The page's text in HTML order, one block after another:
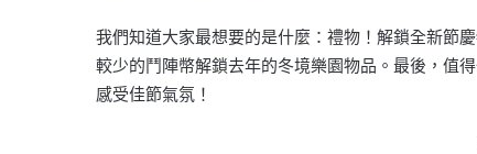
我們知道大家最想要的是什麼：禮物！解鎖全新節
較少的鬥陣幣解鎖去年的冬境樂園物品。最後，值
感受佳節氣氛！